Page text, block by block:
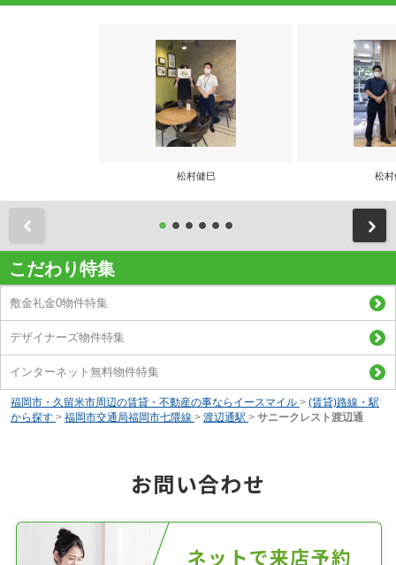
松村健巳 松村
こだわり特集
敷金礼金0物件特集
デザイナーズ物件特集
インターネット無料物件特集
福岡市・久留米市周辺の賃貸・不動産の事ならイースマイル > (賃貸)路線・駅
から探す > 福岡市交通局福岡市七隈線 > 渡辺通駅 > サニークレスト渡辺通
お問い合わせ
ネットで来店予約